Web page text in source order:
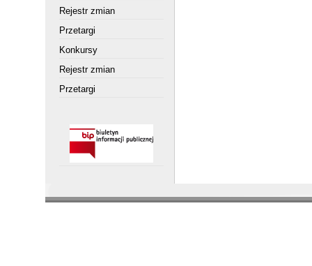
Rejestr zmian
Przetargi
Konkursy
Rejestr zmian
Przetargi